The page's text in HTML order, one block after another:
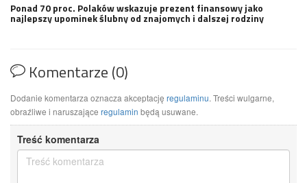
Ponad 70 proc. Polaków wskazuje prezent finansowy jako
najlepszy upominek ślubny od znajomych i dalszej rodziny
Komentarze (0)
Dodanie komentarza oznacza akceptację regulaminu. Treści wulgarne,
obraźliwe i naruszające regulamin będą usuwane.
Treść komentarza